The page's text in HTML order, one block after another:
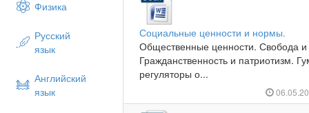
Физика
Русский
язык
Английский
язык
Социальные ценности и нормы.
Общественные ценности. Свобода и
Гражданственность и патриотизм.
регуляторы о...